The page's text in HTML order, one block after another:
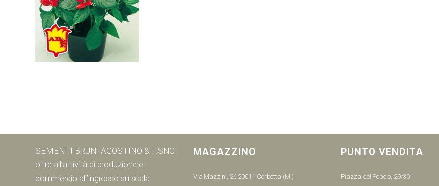
SEMENTI BRUNI AGOSTINO & F.SNC
oltre all’attività di produzione e
commercio all’ingrosso su scala
MAGAZZINO
Via Mazzini, 26 20011 Corbetta (MI)
PUNTO VENDITA
Piazza del Popolo, 29/30